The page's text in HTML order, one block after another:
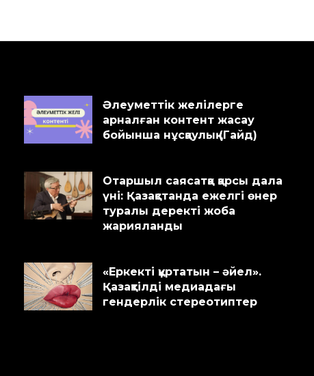
Әлеуметтік желілерге
арналған контент жасау
бойынша нұсқаулық (Гайд)
Отаршыл саясатқа қарсы дала
үні: Қазақстанда ежелгі өнер
туралы деректі жоба
жарияланды
«Еркекті құртатын – әйел».
Қазақтілді медиадағы
гендерлік стереотиптер